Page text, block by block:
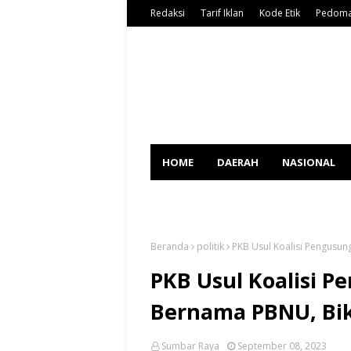
Redaksi Tarif Iklan Kode Etik
HOME DAERAH NASIONAL
Beranda politik PKB Usul Koalisi
PKB Usul Koalisi
Bernama PBNU,
Sumbar Raya September 08, 2023